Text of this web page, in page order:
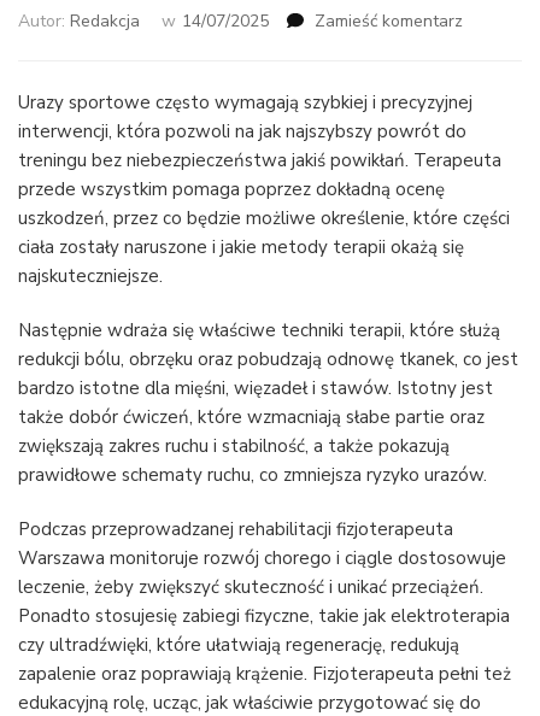
Autor: Redakcja w 14/07/2025 Zamieść komentarz
w
urazach
Urazy sportowe często wymagają szybkiej i precyzyjnej
interwencji, która pozwoli na jak najszybszy powrót do
treningu bez niebezpieczeństwa jakiś powikłań. Terapeuta
przede wszystkim pomaga poprzez dokładną ocenę
uszkodzeń, przez co będzie możliwe określenie, które części
ciała zostały naruszone i jakie metody terapii okażą się
najskuteczniejsze.
Następnie wdraża się właściwe techniki terapii, które służą
redukcji bólu, obrzęku oraz pobudzają odnowę tkanek, co jest
bardzo istotne dla mięśni, więzadeł i stawów. Istotny jest
także dobór ćwiczeń, które wzmacniają słabe partie oraz
zwiększają zakres ruchu i stabilność, a także pokazują
prawidłowe schematy ruchu, co zmniejsza ryzyko urazów.
Podczas przeprowadzanej rehabilitacji fizjoterapeuta
Warszawa monitoruje rozwój chorego i ciągle dostosowuje
leczenie, żeby zwiększyć skuteczność i unikać przeciążeń.
Ponadto stosujesię zabiegi fizyczne, takie jak elektroterapia
czy ultradźwięki, które ułatwiają regenerację, redukują
zapalenie oraz poprawiają krążenie. Fizjoterapeuta pełni też
edukacyjną rolę, ucząc, jak właściwie przygotować się do